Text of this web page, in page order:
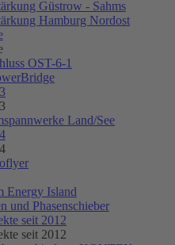
Güstrow - Sahms
Hamburg Nordost
OST-6-1
Land/See
Energy Island
und Phasenschieber
seit 2012
seit 2012